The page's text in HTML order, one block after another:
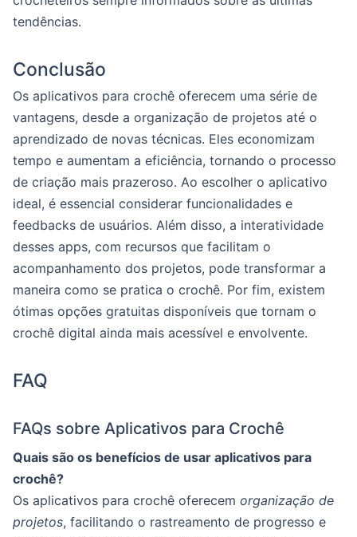
tendências.
Conclusão
Os aplicativos para crochê oferecem uma série de
vantagens, desde a organização de projetos até o
aprendizado de novas técnicas. Eles economizam
tempo e aumentam a eficiência, tornando o processo
de criação mais prazeroso. Ao escolher o aplicativo
ideal, é essencial considerar funcionalidades e
feedbacks de usuários. Além disso, a interatividade
desses apps, com recursos que facilitam o
acompanhamento dos projetos, pode transformar a
maneira como se pratica o crochê. Por fim, existem
ótimas opções gratuitas disponíveis que tornam o
crochê digital ainda mais acessível e envolvente.
FAQ
FAQs sobre Aplicativos para Crochê
Quais são os benefícios de usar aplicativos para
crochê?
Os aplicativos para crochê oferecem organização de
projetos, facilitando o rastreamento de progresso e